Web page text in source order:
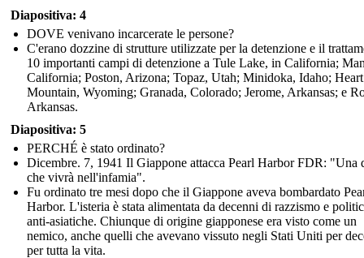
Diapositiva: 4
DOVE venivano incarcerate le persone?
C'erano dozzine di strutture utilizzate per la detenzione e il
10 importanti campi di detenzione a Tule Lake, in California;
California; Poston, Arizona; Topaz, Utah; Minidoka, Idaho; Heart
Mountain, Wyoming; Granada, Colorado; Jerome, Arkansas; e
Arkansas.
Diapositiva: 5
PERCHÉ è stato ordinato?
Dicembre. 7, 1941 Il Giappone attacca Pearl Harbor FDR: "Una
che vivrà nell'infamia".
Fu ordinato tre mesi dopo che il Giappone aveva bombardato
Harbor. L'isteria è stata alimentata da decenni di razzismo e
anti-asiatiche. Chiunque di origine giapponese era visto come un
nemico, anche quelli che avevano vissuto negli Stati Uniti per
per tutta la vita.